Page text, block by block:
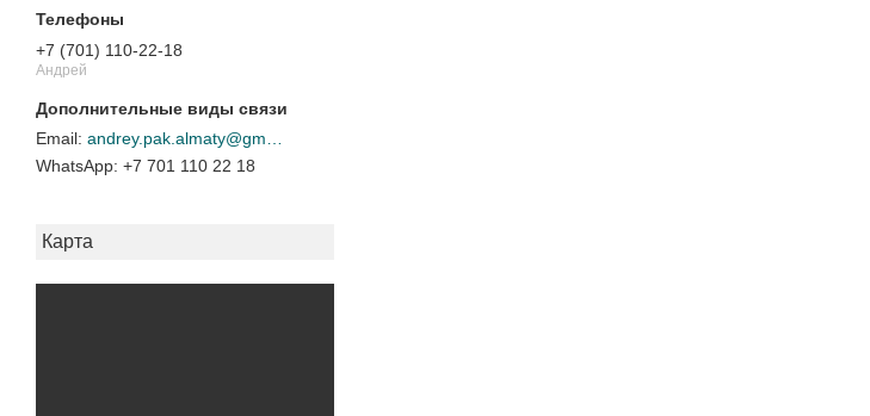
+7 (701) 110-22-18
Андрей
+7 701 110 22 18
Карта